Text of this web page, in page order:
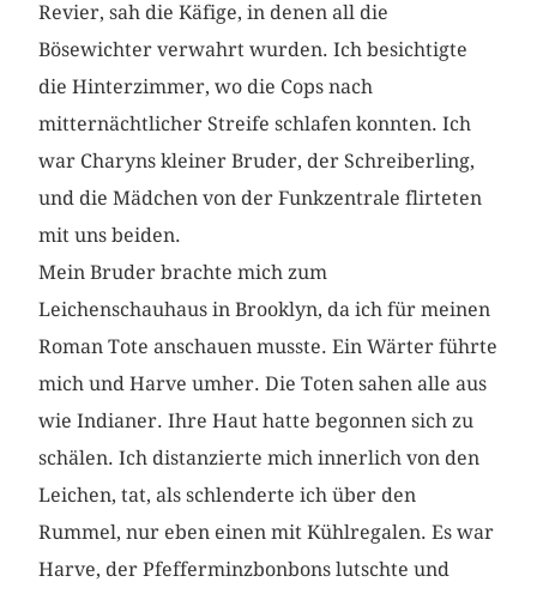
Revier, sah die Käfige, in denen all die
Bösewichter verwahrt wurden. Ich besichtigte
die Hinterzimmer, wo die Cops nach
mitternächtlicher Streife schlafen konnten. Ich
war Charyns kleiner Bruder, der Schreiberling,
und die Mädchen von der Funkzentrale flirteten
mit uns beiden.
Mein Bruder brachte mich zum
Leichenschauhaus in Brooklyn, da ich für meinen
Roman Tote anschauen musste. Ein Wärter führte
mich und Harve umher. Die Toten sahen alle aus
wie Indianer. Ihre Haut hatte begonnen sich zu
schälen. Ich distanzierte mich innerlich von den
Leichen, tat, als schlenderte ich über den
Rummel, nur eben einen mit Kühlregalen. Es war
Harve, der Pfefferminzbonbons lutschte und